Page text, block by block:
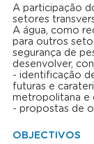
A participação
setores
A água, como
para outros
segurança de
desenvolver,
- identificação
futuras e
metropolitana e
- propostas de
OBJECTIVOS